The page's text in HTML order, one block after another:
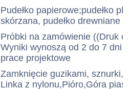
Pudełko papierowe;pudełko
skórzana, pudełko drewniane
Próbki na zamówienie ((Druk
Wyniki wynoszą od 2 do 7 dni
prace projektowe
Zamknięcie guzikami, sznurki,
Linka z nylonu,Pióro,Góra